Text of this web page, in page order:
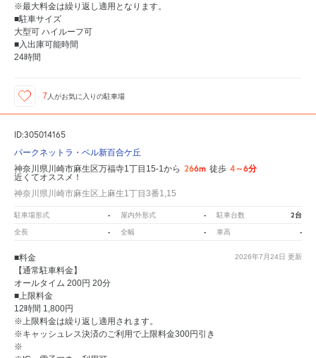
※最大料金は繰り返し適用となります。
■駐車サイズ
大型可 ハイルーフ可
■入出庫可能時間
24時間
7 人がお気に入りの駐車場
ID:305014165
パークネットラ・ベル新百合ケ丘
神奈川県川崎市麻生区万福寺1丁目15-1から 266m 徒歩 4～6分
近くてオススメ！
神奈川県川崎市麻生区上麻生1丁目3番1,15
駐車場形式 - 屋内外形式 - 駐車台数 2台
全長 - 全幅 - 車高 -
2026年7月24日 更新
■料金
【通常駐車料金】
オールタイム 200円 20分
■上限料金
12時間 1,800円
※上限料金は繰り返し適用されます。
※キャッシュレス決済のご利用で上限料金300円引き
※